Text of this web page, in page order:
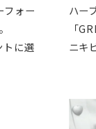
フォー
トに選
ハー
「
ニキ